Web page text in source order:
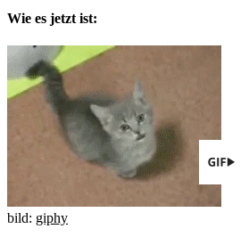
Wie es jetzt ist:
bild: giphy